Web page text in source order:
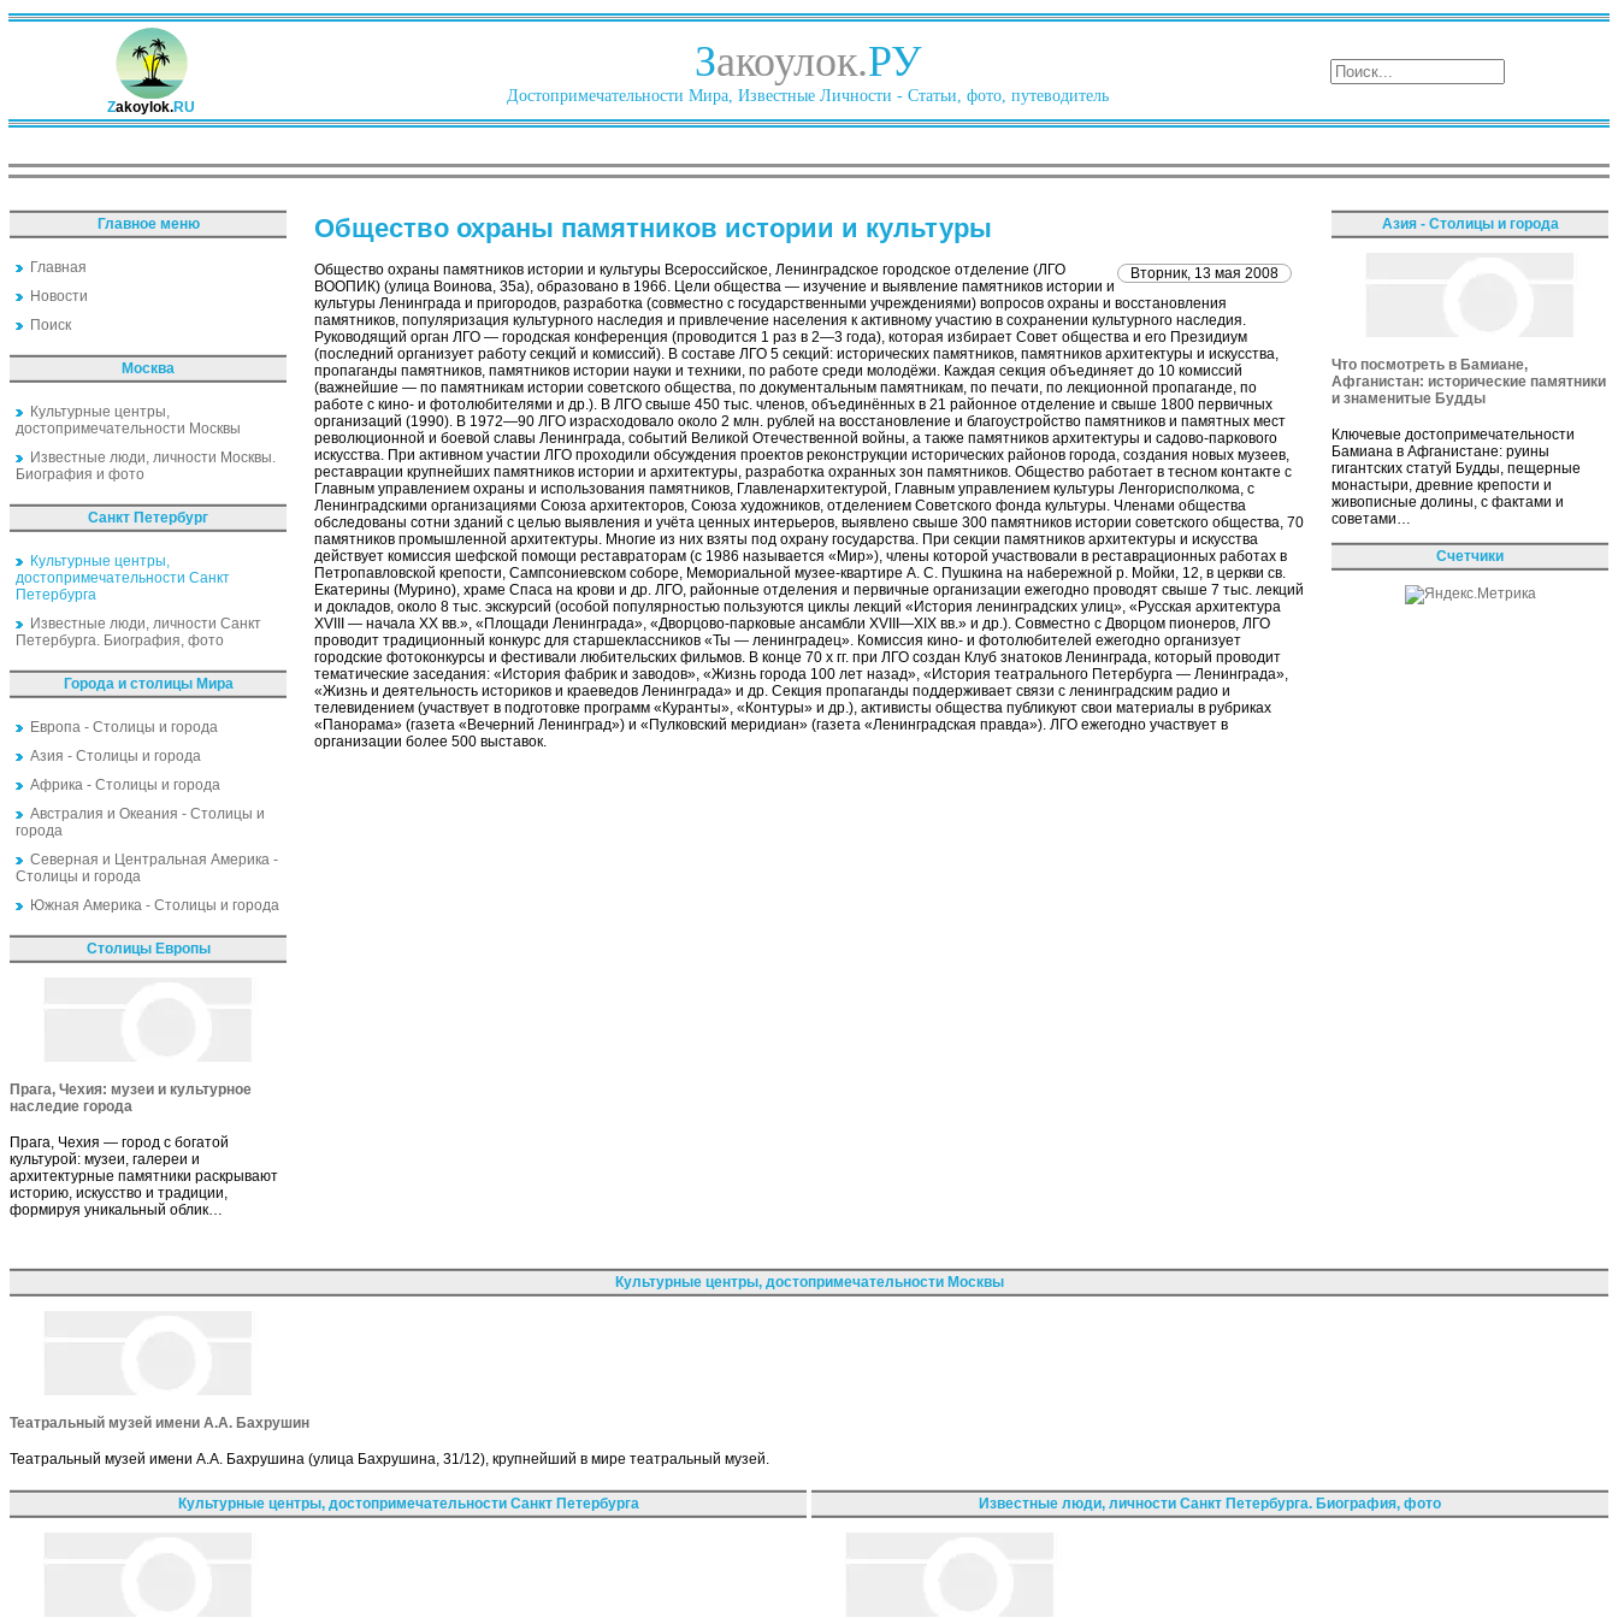
Zakoylok.RU
Закоулок.РУ
Достопримечательности Мира, Известные Личности - Статьи, фото, путеводитель
Главное меню
Главная
Новости
Поиск
Москва
Культурные центры,
достопримечательности Москвы
Известные люди, личности Москвы.
Биография и фото
Санкт Петербург
Культурные центры,
достопримечательности Санкт
Петербурга
Известные люди, личности Санкт
Петербурга. Биография, фото
Города и столицы Мира
Европа - Столицы и города
Азия - Столицы и города
Африка - Столицы и города
Австралия и Океания - Столицы и
города
Северная и Центральная Америка -
Столицы и города
Южная Америка - Столицы и города
Столицы Европы
Прага, Чехия: музеи и культурное
наследие города
Прага, Чехия — город с богатой
культурой: музеи, галереи и
архитектурные памятники раскрывают
историю, искусство и традиции,
формируя уникальный облик…
Общество охраны памятников истории и культуры
Вторник, 13 мая 2008
Общество охраны памятников истории и культуры Всероссийское, Ленинградское городское отделение (ЛГО
ВООПИК) (улица Воинова, 35а), образовано в 1966. Цели общества — изучение и выявление памятников истории и
культуры Ленинграда и пригородов, разработка (совместно с государственными учреждениями) вопросов охраны и восстановления
памятников, популяризация культурного наследия и привлечение населения к активному участию в сохранении культурного наследия.
Руководящий орган ЛГО — городская конференция (проводится 1 раз в 2—3 года), которая избирает Совет общества и его Президиум
(последний организует работу секций и комиссий). В составе ЛГО 5 секций: исторических памятников, памятников архитектуры и искусства,
пропаганды памятников, памятников истории науки и техники, по работе среди молодёжи. Каждая секция объединяет до 10 комиссий
(важнейшие — по памятникам истории советского общества, по документальным памятникам, по печати, по лекционной пропаганде, по
работе с кино- и фотолюбителями и др.). В ЛГО свыше 450 тыс. членов, объединённых в 21 районное отделение и свыше 1800 первичных
организаций (1990). В 1972—90 ЛГО израсходовало около 2 млн. рублей на восстановление и благоустройство памятников и памятных мест
революционной и боевой славы Ленинграда, событий Великой Отечественной войны, а также памятников архитектуры и садово-паркового
искусства. При активном участии ЛГО проходили обсуждения проектов реконструкции исторических районов города, создания новых музеев,
реставрации крупнейших памятников истории и архитектуры, разработка охранных зон памятников. Общество работает в тесном контакте с
Главным управлением охраны и использования памятников, Главленархитектурой, Главным управлением культуры Ленгорисполкома, с
Ленинградскими организациями Союза архитекторов, Союза художников, отделением Советского фонда культуры. Членами общества
обследованы сотни зданий с целью выявления и учёта ценных интерьеров, выявлено свыше 300 памятников истории советского общества, 70
памятников промышленной архитектуры. Многие из них взяты под охрану государства. При секции памятников архитектуры и искусства
действует комиссия шефской помощи реставраторам (с 1986 называется «Мир»), члены которой участвовали в реставрационных работах в
Петропавловской крепости, Сампсониевском соборе, Мемориальной музее-квартире А. С. Пушкина на набережной р. Мойки, 12, в церкви св.
Екатерины (Мурино), храме Спаса на крови и др. ЛГО, районные отделения и первичные организации ежегодно проводят свыше 7 тыс. лекций
и докладов, около 8 тыс. экскурсий (особой популярностью пользуются циклы лекций «История ленинградских улиц», «Русская архитектура
XVIII — начала XX вв.», «Площади Ленинграда», «Дворцово-парковые ансамбли XVIII—XIX вв.» и др.). Совместно с Дворцом пионеров, ЛГО
проводит традиционный конкурс для старшеклассников «Ты — ленинградец». Комиссия кино- и фотолюбителей ежегодно организует
городские фотоконкурсы и фестивали любительских фильмов. В конце 70 х гг. при ЛГО создан Клуб знатоков Ленинграда, который проводит
тематические заседания: «История фабрик и заводов», «Жизнь города 100 лет назад», «История театрального Петербурга — Ленинграда»,
«Жизнь и деятельность историков и краеведов Ленинграда» и др. Секция пропаганды поддерживает связи с ленинградским радио и
телевидением (участвует в подготовке программ «Куранты», «Контуры» и др.), активисты общества публикуют свои материалы в рубриках
«Панорама» (газета «Вечерний Ленинград») и «Пулковский меридиан» (газета «Ленинградская правда»). ЛГО ежегодно участвует в
организации более 500 выставок.
Азия - Столицы и города
Что посмотреть в Бамиане,
Афганистан: исторические памятники
и знаменитые Будды
Ключевые достопримечательности
Бамиана в Афганистане: руины
гигантских статуй Будды, пещерные
монастыри, древние крепости и
живописные долины, с фактами и
советами…
Счетчики
Культурные центры, достопримечательности Москвы
Театральный музей имени А.А. Бахрушин
Театральный музей имени А.А. Бахрушина (улица Бахрушина, 31/12), крупнейший в мире театральный музей.
Культурные центры, достопримечательности Санкт Петербурга Известные люди, личности Санкт Петербурга. Биография, фото